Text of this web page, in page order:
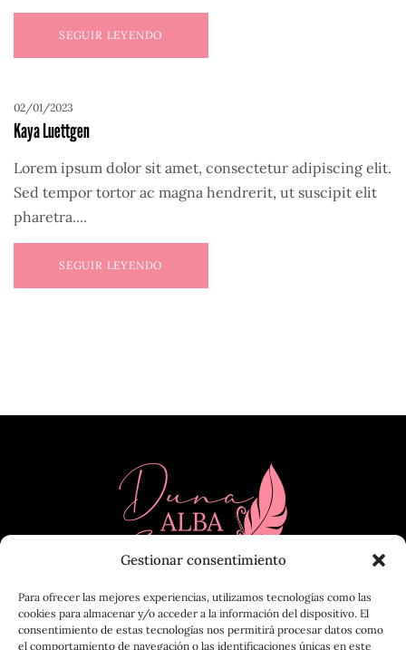
Gestionar consentimiento
Para ofrecer las mejores experiencias, utilizamos tecnologías como las
cookies para almacenar y/o acceder a la información del dispositivo. El
consentimiento de estas tecnologías nos permitirá procesar datos como
el comportamiento de navegación o las identificaciones únicas en este
SEGUIR LEYENDO
02/01/2023
Kaya Luettgen
Lorem ipsum dolor sit amet, consectetur adipiscing elit.
Sed tempor tortor ac magna hendrerit, ut suscipit elit
pharetra....
SEGUIR LEYENDO